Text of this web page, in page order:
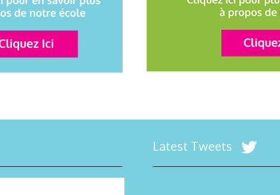
Latest Tweets